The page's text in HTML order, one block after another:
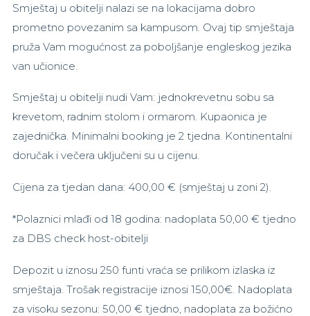
Smještaj u obitelji nalazi se na lokacijama dobro
prometno povezanim sa kampusom. Ovaj tip smještaja
pruža Vam mogućnost za poboljšanje engleskog jezika
van učionice.
Smještaj u obitelji nudi Vam: jednokrevetnu sobu sa
krevetom, radnim stolom i ormarom. Kupaonica je
zajednička. Minimalni booking je 2 tjedna. Kontinentalni
doručak i večera uključeni su u cijenu.
Cijena za tjedan dana: 400,00 € (smještaj u zoni 2).
*Polaznici mlađi od 18 godina: nadoplata 50,00 € tjedno
za DBS check host-obitelji
Depozit u iznosu 250 funti vraća se prilikom izlaska iz
smještaja. Trošak registracije iznosi 150,00€. Nadoplata
za visoku sezonu: 50,00 € tjedno, nadoplata za božićno